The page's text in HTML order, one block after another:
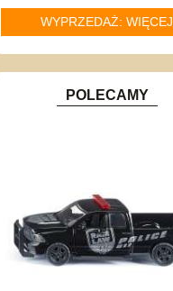
WYPRZEDAŻ: WIĘCEJ
POLECAMY